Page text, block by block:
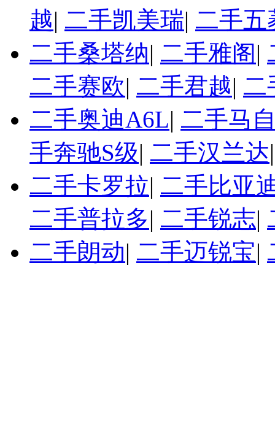
越| 二手凯美瑞| 二手五
二手桑塔纳| 二手雅阁|
二手赛欧| 二手君越| 二
二手奥迪A6L| 二手马
手奔驰S级| 二手汉兰达
二手卡罗拉| 二手比亚
二手普拉多| 二手锐志|
二手朗动| 二手迈锐宝|